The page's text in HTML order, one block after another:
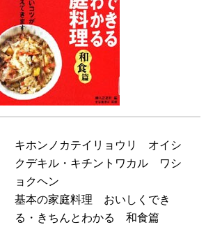
キホンノカテイリョウリ オイシ
クデキル・キチントワカル ワシ
ョクヘン
基本の家庭料理 おいしくでき
る・きちんとわかる 和食篇